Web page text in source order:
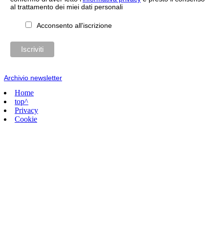
al trattamento dei miei dati personali
Acconsento all'iscrizione
Archivio newsletter
Home
top^
Privacy
Cookie